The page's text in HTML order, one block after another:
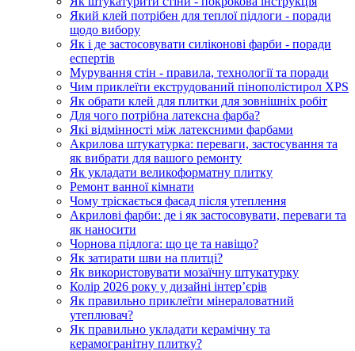
Який клей потрібен для теплої підлоги - поради
щодо вибору
Як і де застосовувати силіконові фарби - поради
еспертів
Мурування стін - правила, технології та поради
Чим приклеїти екструдований пінополістирол XPS
Як обрати клей для плитки для зовнішніх робіт
Для чого потрібна латексна фарба?
Які відмінності між латексними фарбами
Акрилова штукатурка: переваги, застосування та
як вибрати для вашого ремонту
Як укладати великоформатну плитку
Ремонт ванної кімнати
Чому тріскається фасад після утеплення
Акрилові фарби: де і як застосовувати, переваги та
як наносити
Чорнова підлога: що це та навіщо?
Як затирати шви на плитці?
Як використовувати мозаїчну штукатурку
Колір 2026 року у дизайні інтерʼєрів
Як правильно приклеїти мінераловатний
утеплювач?
Як правильно укладати керамічну та
керамогранітну плитку?